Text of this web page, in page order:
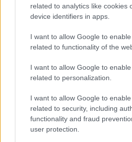
related to analytics like cookies
device identifiers in apps.
I want to allow Google to
related to functionality of the
I want to allow Google to
related to personalization.
I want to allow Google to
related to security, including
functionality and fraud
user protection.
La svolta green di Suzuki: